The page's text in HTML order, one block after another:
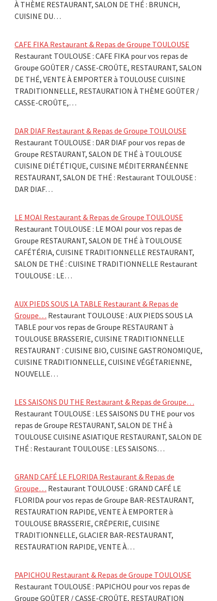
À THÈME RESTAURANT, SALON DE THÉ : BRUNCH,
CUISINE DU…
CAFE FIKA Restaurant & Repas de Groupe TOULOUSE
Restaurant TOULOUSE : CAFE FIKA pour vos repas de
Groupe GOÛTER / CASSE-CROÛTE, RESTAURANT, SALON
DE THÉ, VENTE À EMPORTER à TOULOUSE CUISINE
TRADITIONNELLE, RESTAURATION À THÈME GOÛTER /
CASSE-CROÛTE,…
DAR DIAF Restaurant & Repas de Groupe TOULOUSE
Restaurant TOULOUSE : DAR DIAF pour vos repas de
Groupe RESTAURANT, SALON DE THÉ à TOULOUSE
CUISINE DIÉTÉTIQUE, CUISINE MÉDITERRANÉENNE
RESTAURANT, SALON DE THÉ : Restaurant TOULOUSE :
DAR DIAF…
LE MOAI Restaurant & Repas de Groupe TOULOUSE
Restaurant TOULOUSE : LE MOAI pour vos repas de
Groupe RESTAURANT, SALON DE THÉ à TOULOUSE
CAFÉTÉRIA, CUISINE TRADITIONNELLE RESTAURANT,
SALON DE THÉ : CUISINE TRADITIONNELLE Restaurant
TOULOUSE : LE…
AUX PIEDS SOUS LA TABLE Restaurant & Repas de
Groupe… Restaurant TOULOUSE : AUX PIEDS SOUS LA
TABLE pour vos repas de Groupe RESTAURANT à
TOULOUSE BRASSERIE, CUISINE TRADITIONNELLE
RESTAURANT : CUISINE BIO, CUISINE GASTRONOMIQUE,
CUISINE TRADITIONNELLE, CUISINE VÉGÉTARIENNE,
NOUVELLE…
LES SAISONS DU THE Restaurant & Repas de Groupe…
Restaurant TOULOUSE : LES SAISONS DU THE pour vos
repas de Groupe RESTAURANT, SALON DE THÉ à
TOULOUSE CUISINE ASIATIQUE RESTAURANT, SALON DE
THÉ : Restaurant TOULOUSE : LES SAISONS…
GRAND CAFÉ LE FLORIDA Restaurant & Repas de
Groupe… Restaurant TOULOUSE : GRAND CAFÉ LE
FLORIDA pour vos repas de Groupe BAR-RESTAURANT,
RESTAURATION RAPIDE, VENTE À EMPORTER à
TOULOUSE BRASSERIE, CRÊPERIE, CUISINE
TRADITIONNELLE, GLACIER BAR-RESTAURANT,
RESTAURATION RAPIDE, VENTE À…
PAPICHOU Restaurant & Repas de Groupe TOULOUSE
Restaurant TOULOUSE : PAPICHOU pour vos repas de
Groupe GOÛTER / CASSE-CROÛTE, RESTAURATION